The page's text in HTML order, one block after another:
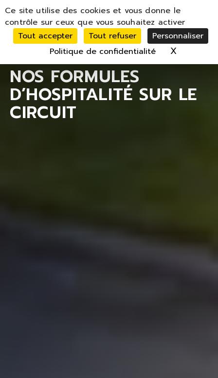
NOS FORMULES
D’HOSPITALITÉ SUR LE
CIRCUIT
Panneau de gestion des cookies
Ce site utilise des cookies et vous donne le
contrôle sur ceux que vous souhaitez activer
Tout accepter
Tout refuser
Personnaliser
Politique de confidentialité
X